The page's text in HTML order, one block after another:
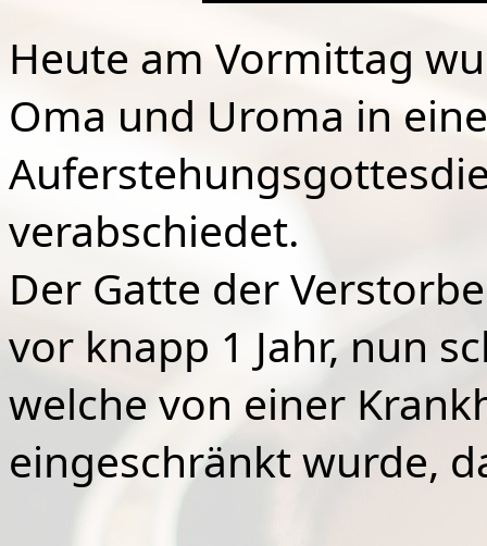
Heute am Vormittag
Oma und Uroma in
verabschiedet.
Der Gatte der
vor knapp 1 Jahr, nun
welche von einer
eingeschränkt wurde,